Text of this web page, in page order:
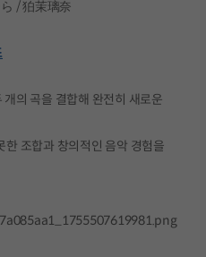
/ 狛茉璃奈
의 곡을 결합해 완전히 새로운
한 조합과 창의적인 음악 경험을